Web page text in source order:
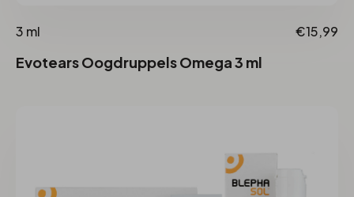
3 ml €15,99
Evotears Oogdruppels Omega 3 ml